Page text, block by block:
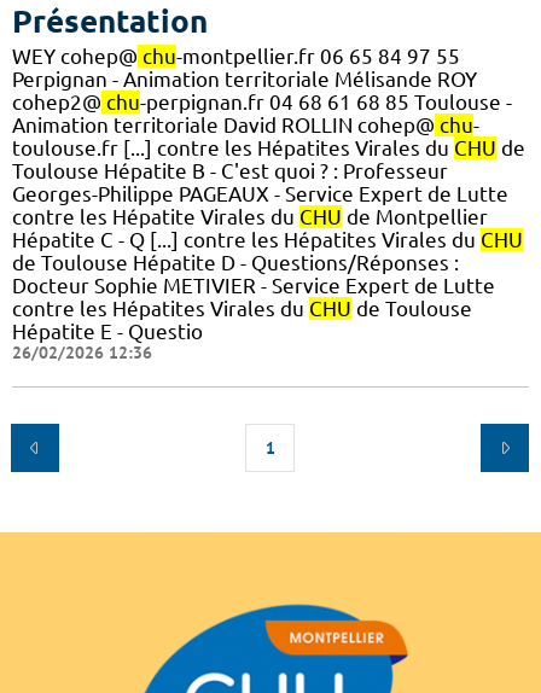
Présentation
WEY cohep@ chu-montpellier.fr 06 65 84 97 55
Perpignan - Animation territoriale Mélisande ROY
cohep2@ chu-perpignan.fr 04 68 61 68 85 Toulouse -
Animation territoriale David ROLLIN cohep@ chu-
toulouse.fr [...] contre les Hépatites Virales du CHU de
Toulouse Hépatite B - C'est quoi ? : Professeur
Georges-Philippe PAGEAUX - Service Expert de Lutte
contre les Hépatite Virales du CHU de Montpellier
Hépatite C - Q [...] contre les Hépatites Virales du CHU
de Toulouse Hépatite D - Questions/Réponses :
Docteur Sophie METIVIER - Service Expert de Lutte
contre les Hépatites Virales du CHU de Toulouse
Hépatite E - Questio
26/02/2026 12:36
1